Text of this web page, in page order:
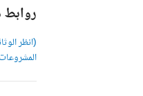
(انظر
المشروعات